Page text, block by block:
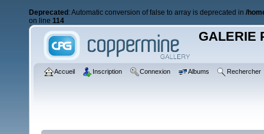
Deprecated : Automatic conversion of false to array is deprecated in /
on line 114
GALERIE
Accueil Inscription Connexion Albums Rechercher